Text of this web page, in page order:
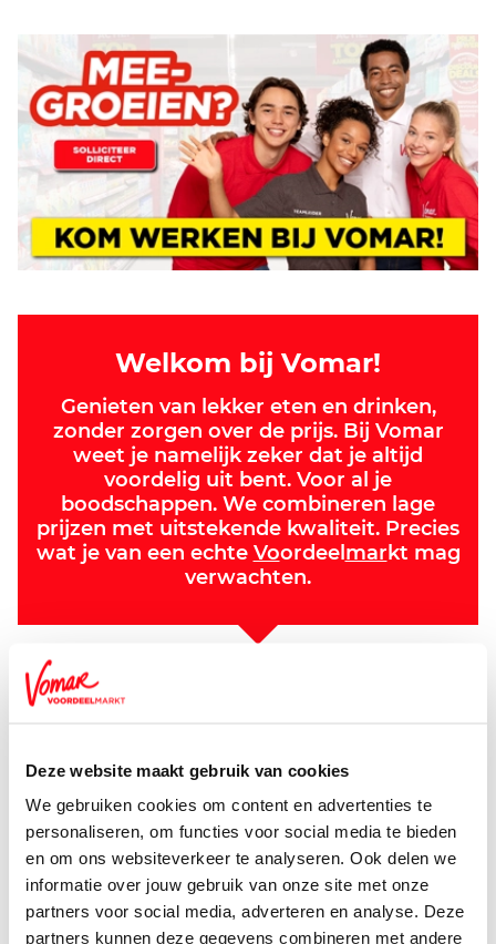
Deze website maakt gebruik van cookies
We gebruiken cookies om content en advertenties te
personaliseren, om functies voor social media te bieden
en om ons websiteverkeer te analyseren. Ook delen we
informatie over jouw gebruik van onze site met onze
partners voor social media, adverteren en analyse. Deze
partners kunnen deze gegevens combineren met andere
Welkom bij Vomar!
Genieten van lekker eten en drinken,
zonder zorgen over de prijs. Bij Vomar
weet je namelijk zeker dat je altijd
voordelig uit bent. Voor al je
boodschappen. We combineren lage
prijzen met uitstekende kwaliteit. Precies
wat je van een echte Voordeel markt mag
verwachten.
Profiteer elke dag van onze extréém lage prijzen en top-
betaalt bij ons altijd een extréém lage prijs voor ál je
boodschappen. Vind je een product ergens toch
goedkoper? Vertel het ons, dan passen wij de prijs aan.
Lees meer
Top kwaliteit